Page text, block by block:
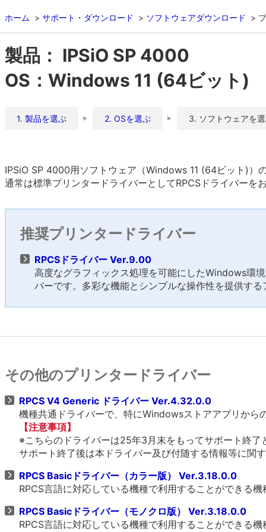
ホーム サポート・ダウンロード ソフトウェアダウンロード
製品： IPSiO SP 4000
OS：Windows 11 (64ビット)
1. 製品を選ぶ 2. OSを選ぶ 3. ソフトウェアを
IPSiO SP 4000用ソフトウェア（Windows 11 (64ビット)）
通常は標準プリンタードライバーとしてRPCSドライバーを
推奨プリンタードライバー
RPCSドライバー Ver.9.00
高度なグラフィックス処理を可能にしたWindows環
バーです。多彩な機能とシンプルな操作性を提供す
その他のプリンタードライバー
RPCS V4 Generic ドライバー Ver.4.32.0.0
機種共通ドライバーで、特にWindowsストアアプリから
【注意事項】
※こちらのドライバーは25年3月末をもってサポート終了
サポート終了後は本ドライバー及び付随する情報等に関
RPCS Basicドライバー（カラー版） Ver.3.18.0.0
RPCS言語に対応している機種で利用することができる
RPCS Basicドライバー（モノクロ版） Ver.3.18.0.0
RPCS言語に対応している機種で利用することができる